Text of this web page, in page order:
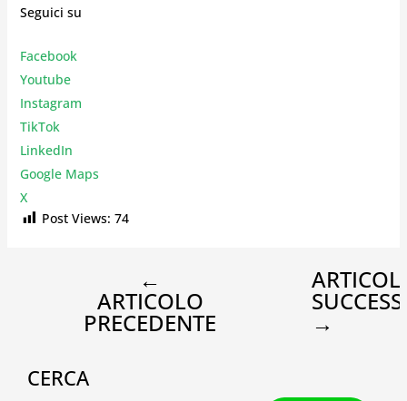
Seguici su
Facebook
Youtube
Instagram
TikTok
LinkedIn
Google Maps
X
Post Views: 74
←
ARTICOLO
PRECEDENTE →
CERCA